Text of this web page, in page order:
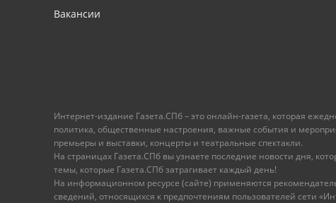
Вакансии
Интернет-издание Газета.СПб – это онлайн-газета, которая
политика, общественные настроения, важные события и
премьеры и выставки, концерты и театральные спектакли.
На страницах Газета.СПб вы узнаете последние новости дня,
темы, которые Газета.СПб затрагивает каждый день!
На информационном ресурсе (сайте) применяются
сведений, относящихся к предпочтениям пользователей сети